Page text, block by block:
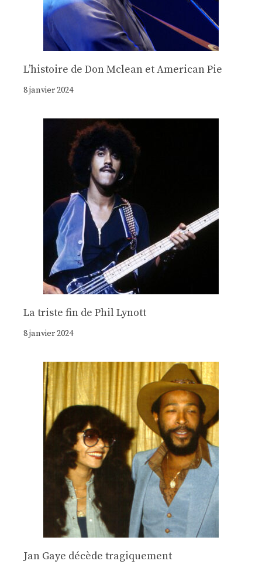
Lʼhistoire de Don Mclean et American Pie
8 janvier 2024
La triste fin de Phil Lynott
8 janvier 2024
Jan Gaye décède tragiquement